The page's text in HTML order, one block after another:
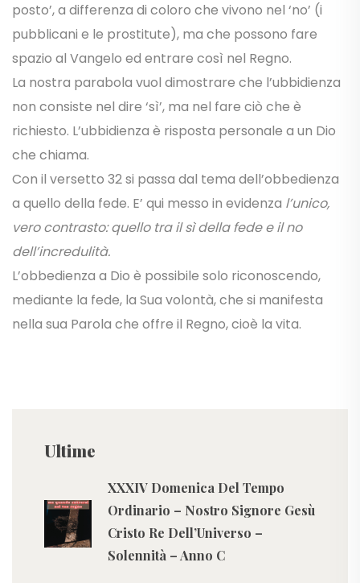
posto’, a differenza di coloro che vivono nel ‘no’ (i
pubblicani e le prostitute), ma che possono fare
spazio al Vangelo ed entrare così nel Regno.
La nostra parabola vuol dimostrare che l’ubbidienza
non consiste nel dire ‘sì’, ma nel fare ciò che è
richiesto. L’ubbidienza è risposta personale a un Dio
che chiama.
Con il versetto 32 si passa dal tema dell’obbedienza
a quello della fede. E’ qui messo in evidenza l’unico,
vero contrasto: quello tra il sì della fede e il no
dell’incredulità.
L’obbedienza a Dio è possibile solo riconoscendo,
mediante la fede, la Sua volontà, che si manifesta
nella sua Parola che offre il Regno, cioè la vita.
Ultime
XXXIV Domenica Del Tempo
Ordinario – Nostro Signore Gesù
Cristo Re Dell’Universo –
Solennità – Anno C